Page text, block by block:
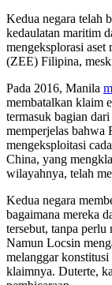
Kedua negara telah
kedaulatan maritim
mengeksplorasi
(ZEE) Filipina,
Pada 2016, Manila
membatalkan klaim
termasuk bagian
memperjelas
mengeksploitasi
China, yang
wilayahnya, telah
Kedua negara
bagaimana mereka
tersebut, tanpa perlu
Namun Locsin
melanggar
klaimnya. Duterte,